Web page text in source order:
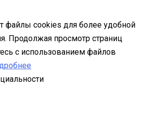
файлы cookies для более удобной
Продолжая просмотр страниц
с использованием файлов